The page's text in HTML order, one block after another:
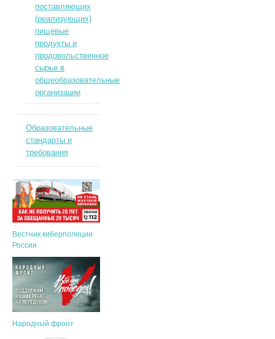
поставляющих
(реализующих)
пищевые
продукты и
продовольственное
сырье в
общеобразовательные
организации
Образовательные
стандарты и
требования
Вестник киберполиции
России
Народный фронт